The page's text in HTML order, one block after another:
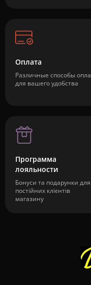
Оплата
Различные способы
для вашего удобства
Программа
лояльности
Бонуси та подарунки для
постійних клієнтів
магазину